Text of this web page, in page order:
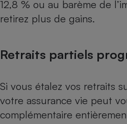
12,8 % ou au barème de
retirez plus de gains.
Retraits partiels
Si vous étalez vos retraits
votre assurance vie peut
complémentaire